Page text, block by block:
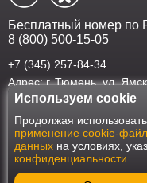
Бесплатный номер по
8 (800) 500-15-05
+7 (345) 257-84-34
Адрес: г. Тюмень, ул.
Наш интернет-магазин
Федерального закона от
данных". Оформить заказ
наличии согласия на
улучшения работы сайта и
используем файлы
Используем cookie
Продолжая
применение cookie-
данных на условиях,
конфиденциальности